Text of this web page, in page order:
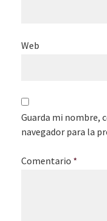
Web
Guarda mi nombre,
navegador para la
Comentario *